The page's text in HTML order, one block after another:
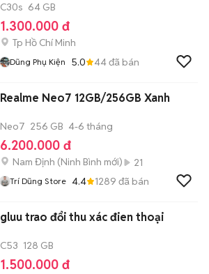
C30s 64 GB
1.300.000 đ
Tp Hồ Chí Minh
Dũng Phụ Kiện 5.0 44đã bán
Realme Neo7 12GB/256GB Xanh
Neo7 256 GB 4-6 tháng
6.200.000 đ
Nam Định (Ninh Bình mới) 21
Trí Dũng Store 4.4 1289 đã bán
gluu trao đổi thu xác đien thoại
C53 128 GB
1.500.000 đ